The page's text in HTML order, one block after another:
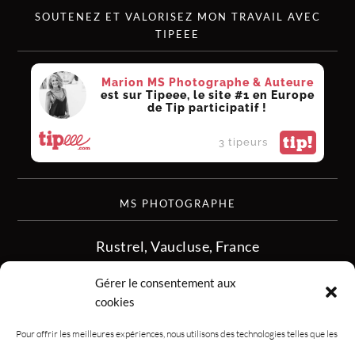
Gérer le consentement aux
cookies
Pour offrir les meilleures expériences, nous utilisons des technologies telles que les
SOUTENEZ ET VALORISEZ MON TRAVAIL AVEC
TIPEEE
Marion MS Photographe & Auteure
est sur Tipeee, le site #1 en Europe
de Tip participatif !
3 tipeurs tip!
MS PHOTOGRAPHE
Rustrel, Vaucluse, France
06.08.50.16.28
contact.msphotographe (at) gmail.com